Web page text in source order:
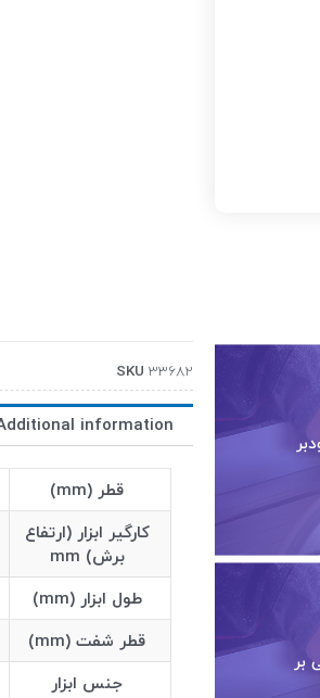
بر
SKU33682
information
قطر (mm)
کارگیر ابزار (ارتفاع
برش) mm
طول ابزار (mm)
قطر شفت (mm)
جنس ابزار